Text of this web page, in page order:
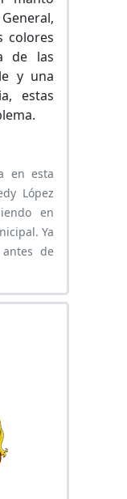
colores
de las
y una
estas
en esta
López
en
Ya
de